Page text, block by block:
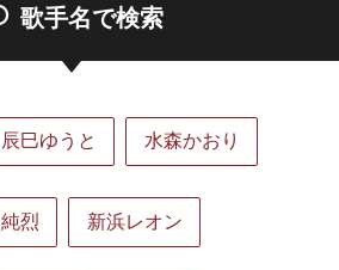
歌手名で検索
辰巳ゆうと 水森かおり
純烈 新浜レオン